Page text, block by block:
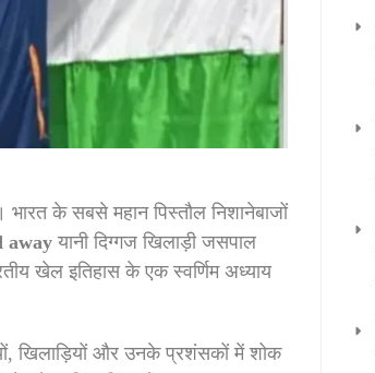
के सबसे महान पिस्तौल निशानेबाजों
away यानी दिग्गज खिलाड़ी जसपाल
खेल इतिहास के एक स्वर्णिम अध्याय
खिलाड़ियों और उनके प्रशंसकों में शोक